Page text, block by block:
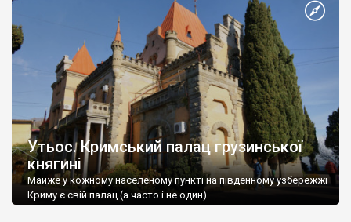
Утьос. Кримський палац грузинської
княгині
Майже у кожному населеному пункті на південному узбережжі
Криму є свій палац (а часто і не один).